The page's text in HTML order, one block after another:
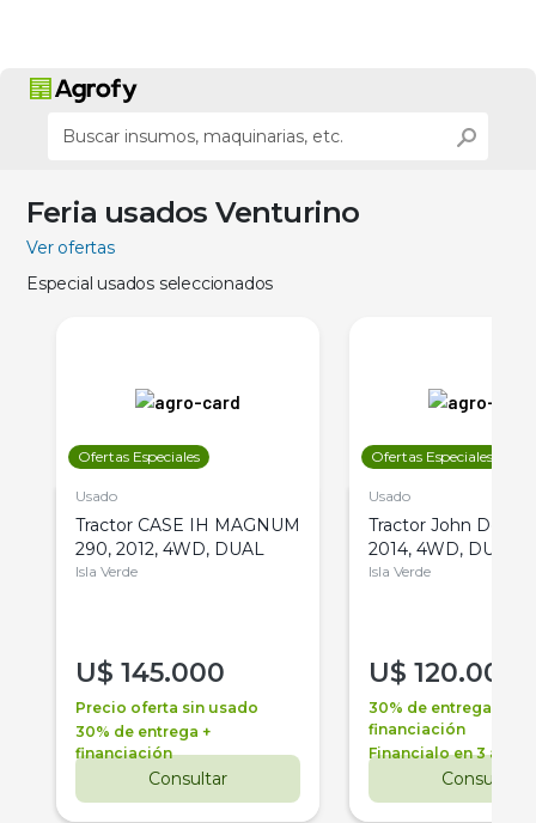
Feria usados Venturino
Ver ofertas
Especial usados seleccionados
Ofertas Especiales
Usado
Tractor CASE IH MAGNUM
290, 2012, 4WD, DUAL
Isla Verde
U$ 145.000
Precio oferta sin usado
30% de entrega +
financiación
Consultar
Ofertas Especiales
Usado
Tractor John Deere
2014, 4WD, DUAL
Isla Verde
U$ 120.000
30% de entrega +
financiación
Financialo en 3 años
Consultar